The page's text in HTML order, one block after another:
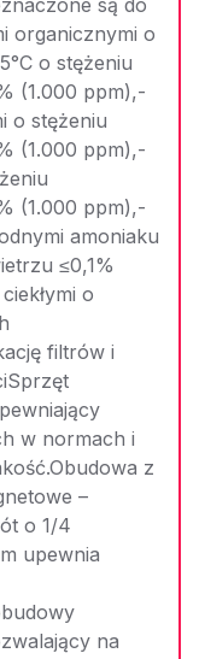
są do
organicznymi o
o stężeniu
(1.000 ppm),-
o stężeniu
(1.000 ppm),-
(1.000 ppm),-
amoniaku
≤0,1%
o
filtrów i
w normach i
z
–
o 1/4
upewnia
na